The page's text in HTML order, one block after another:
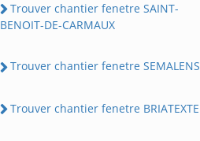
Trouver chantier fenetre SAINT-
BENOIT-DE-CARMAUX
Trouver chantier fenetre SEMALENS
Trouver chantier fenetre BRIATEXTE